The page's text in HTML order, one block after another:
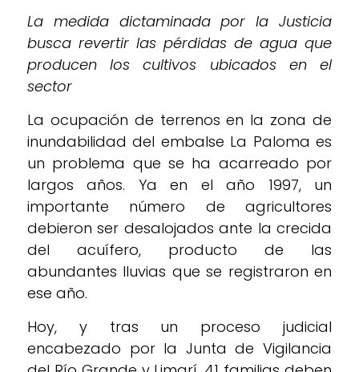
La medida dictaminada por la Justicia
busca revertir las pérdidas de agua que
producen los cultivos ubicados en el
sector
La ocupación de terrenos en la zona de
inundabilidad del embalse La Paloma es
un problema que se ha acarreado por
largos años. Ya en el año 1997, un
importante número de agricultores
debieron ser desalojados ante la crecida
del acuífero, producto de las
abundantes lluvias que se registraron en
ese año.
Hoy, y tras un proceso judicial
encabezado por la Junta de Vigilancia